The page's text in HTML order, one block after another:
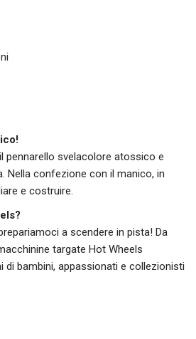
pennarello svelacolore atossico e
Nella confezione con il manico, in
e costruire.
a scendere in pista! Da
targate Hot Wheels
di bambini, appassionati e collezionisti